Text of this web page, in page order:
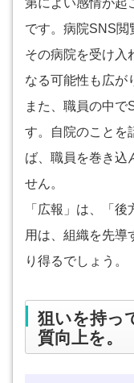
です。病院SNS閲
その病院を受け入
なる可能性も広が
また、職員の中で
す。自院のことを
ば、職員を巻き込
せん。
「広報」は、「
用は、組織を先導
り得るでしょう。
狙いを持っ
質向上を。